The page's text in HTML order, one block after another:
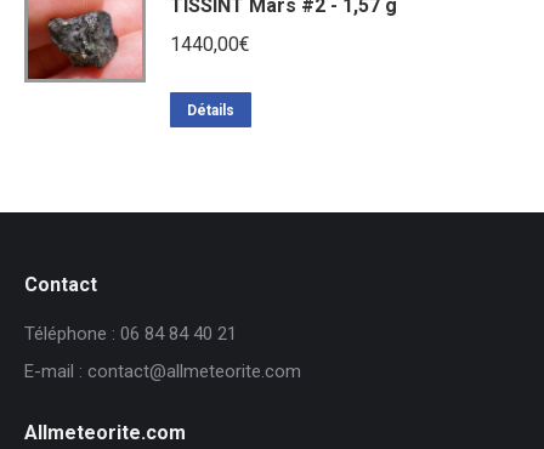
TISSINT Mars #2 - 1,57 g
1440,00€
Détails
Contact
Téléphone : 06 84 84 40 21
E-mail : contact@allmeteorite.com
Allmeteorite.com